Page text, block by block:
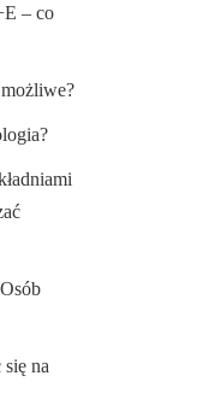
– co
na